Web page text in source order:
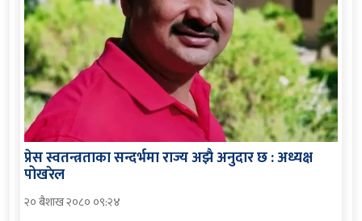
प्रेस स्वतन्त्रताका सन्दर्भमा राज्य अझै अनुदार छ : अध्यक्ष
पोखरेल
२० बैशाख २०८० ०९:२४